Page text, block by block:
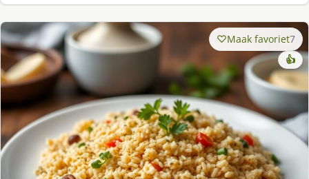
Maak favoriet7
👍